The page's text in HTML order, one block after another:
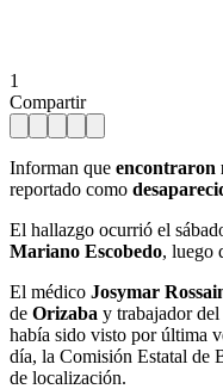
1
Compartir
Informan que encontraron
reportado como
El hallazgo ocurrió el
Mariano Escobedo, luego
El médico Josymar
de Orizaba y trabajador del
había sido visto por última
día, la Comisión Estatal de
de localización.